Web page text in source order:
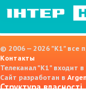
© 2006 — 2026 "K1" все
Контакты
Телеканал "К1" входит в
Сайт разработан в